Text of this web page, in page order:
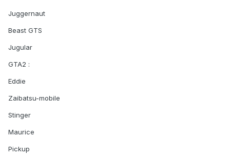
Juggernaut
Beast GTS
Jugular
GTA2 :
Eddie
Zaibatsu-mobile
Stinger
Maurice
Pickup